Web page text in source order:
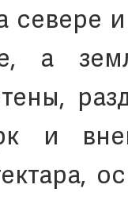
севере
а
и